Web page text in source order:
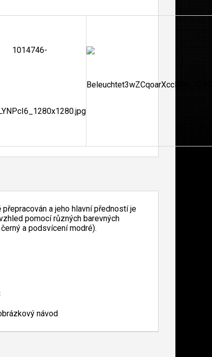
a jeho hlavní předností je
pomocí různých barevných
a podsvícení modré).
návod